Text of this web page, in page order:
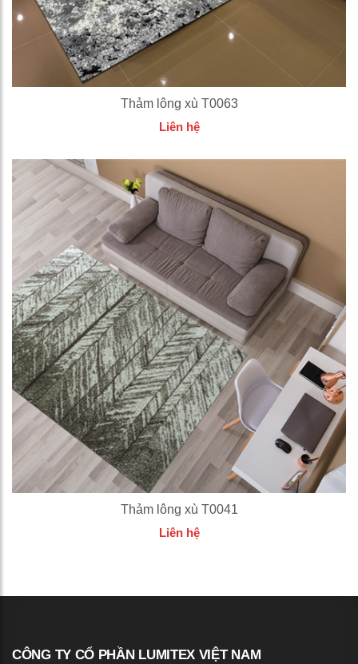
Thảm lông xù T0063
Liên hệ
Thảm lông xù T0041
Liên hệ
CÔNG TY CỔ PHẦN LUMITEX VIỆT NAM